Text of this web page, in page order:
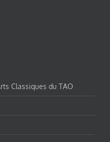
Classiques du TAO